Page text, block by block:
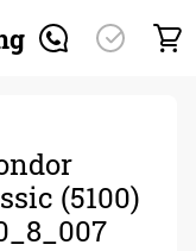
(5100)